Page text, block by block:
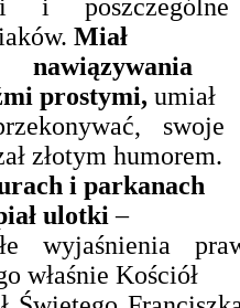
i poszczególne
Miał
prostymi, umiał
swoje
złotym humorem.
i parkanach
ulotki –
wyjaśnienia
właśnie Kościół